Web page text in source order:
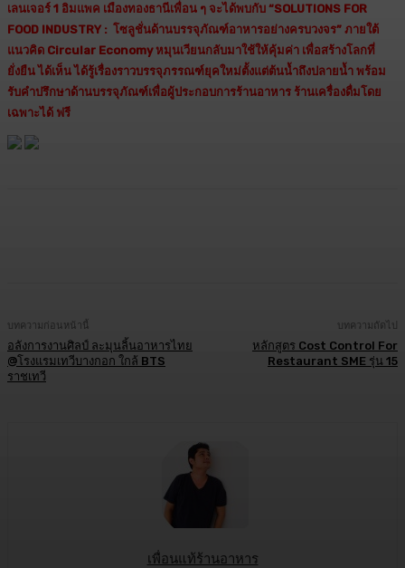
เลนเจอร์ 1 อิมแพค เมืองทองธานีเพื่อน ๆ จะได้พบกับ “SOLUTIONS FOR
FOOD INDUSTRY : โซลูชั่นด้านบรรจุภัณฑ์อาหารอย่างครบวงจร” ภายใต้
แนวคิด Circular Economy หมุนเวียนกลับมาใช้ให้คุ้มค่า เพื่อสร้างโลกที่
ยั่งยืน ได้เห็น ได้รู้เรื่องราวบรรจุภรรณฑ์ยุคใหม่ตั้งแต่ต้นน้ำถึงปลายน้ำ พร้อม
รับคำปรึกษาด้านบรรจุภัณฑ์เพื่อผู้ประกอบการร้านอาหาร ร้านเครื่องดื่มโดย
เฉพาะได้ ฟรี
บทความก่อนหน้านี้
อลังการงานศิลป์ ละมุนลิ้นอาหารไทย
@โรงแรมเทวีบางกอก ใกล้ BTS
ราชเทวี
บทความถัดไป
หลักสูตร Cost Control For
Restaurant SME รุ่น 15
เพื่อนแท้ร้านอาหาร